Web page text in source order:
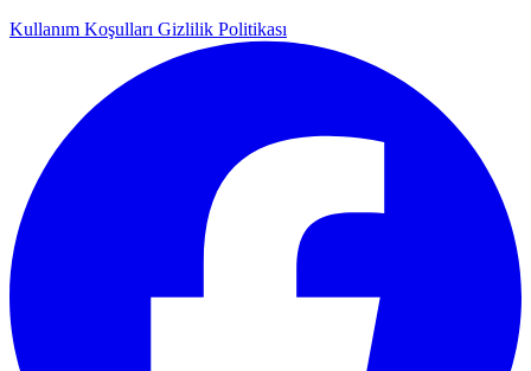
Kullanım Koşulları Gizlilik Politikası